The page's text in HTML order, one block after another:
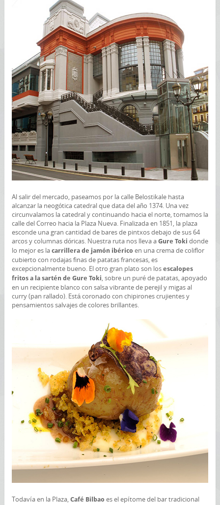
Al salir del mercado, paseamos por la calle Belostikale hasta
alcanzar la neogótica catedral que data del año 1374. Una vez
circunvalamos la catedral y continuando hacia el norte, tomamos la
calle del Correo hacia la Plaza Nueva. Finalizada en 1851, la plaza
esconde una gran cantidad de bares de pintxos debajo de sus 64
arcos y columnas dóricas. Nuestra ruta nos lleva a Gure Toki donde
lo mejor es la carrillera de jamón ibérico en una crema de coliflor
cubierto con rodajas finas de patatas francesas, es
excepcionalmente bueno. El otro gran plato son los escalopes
fritos a la sartén de Gure Toki, sobre un puré de patatas, apoyado
en un recipiente blanco con salsa vibrante de perejil y migas al
curry (pan rallado). Está coronado con chipirones crujientes y
pensamientos salvajes de colores brillantes.
Todavía en la Plaza,Café Bilbao es el epítome del bar tradicional